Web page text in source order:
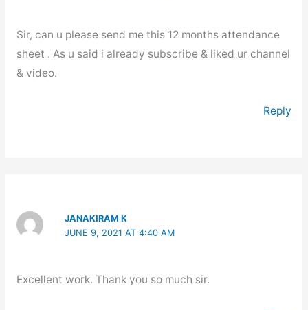
Sir, can u please send me this 12 months attendance
sheet . As u said i already subscribe & liked ur channel
& video.
Reply
JANAKIRAM K
JUNE 9, 2021 AT 4:40 AM
Excellent work. Thank you so much sir.